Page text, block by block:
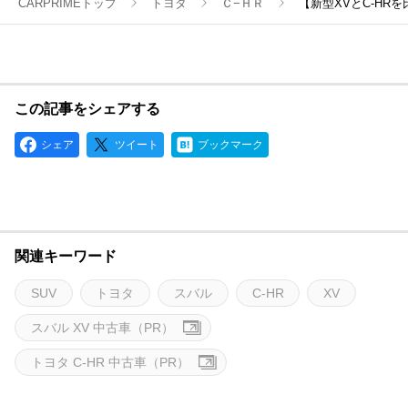
CARPRIMEトップ トヨタ Ｃ−ＨＲ 【新型XVとC-HR
この記事をシェアする
シェア ツイート ブックマーク
関連キーワード
SUV トヨタ スバル C-HR XV
スバル XV 中古車（PR）
トヨタ C-HR 中古車（PR）